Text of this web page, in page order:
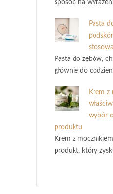
sposób na
Pasta
Pasta do zębów,
głównie do
Krem z
wybór
produktu
Krem z
produkt, który